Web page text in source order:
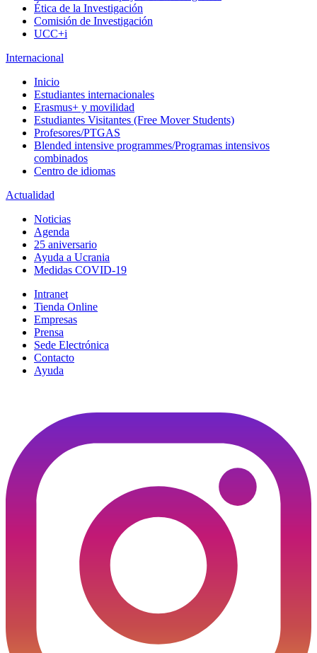
Ética de la Investigación
Comisión de Investigación
UCC+i
Internacional
Inicio
Estudiantes internacionales
Erasmus+ y movilidad
Estudiantes Visitantes (Free Mover Students)
Profesores/PTGAS
Blended intensive programmes/Programas intensivos
combinados
Centro de idiomas
Actualidad
Noticias
Agenda
25 aniversario
Ayuda a Ucrania
Medidas COVID-19
Intranet
Tienda Online
Empresas
Prensa
Sede Electrónica
Contacto
Ayuda